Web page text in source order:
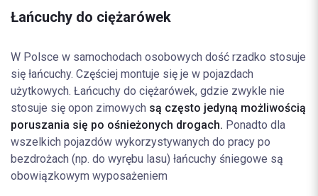
Łańcuchy do ciężarówek
W Polsce w samochodach osobowych dość rzadko stosuje
się łańcuchy. Częściej montuje się je w pojazdach
użytkowych. Łańcuchy do ciężarówek, gdzie zwykle nie
stosuje się opon zimowych są często jedyną możliwością
poruszania się po ośnieżonych drogach. Ponadto dla
wszelkich pojazdów wykorzystywanych do pracy po
bezdrożach (np. do wyrębu lasu) łańcuchy śniegowe są
obowiązkowym wyposażeniem